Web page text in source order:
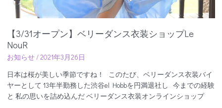
【3/31オープン】ベリーダンス衣装ショップLe
NouR
お知らせ/2021年3月26日
日本は桜が美しい季節ですね！ このたび、ベリーダンス衣装バイ
ヤーとして 13年半勤務した渋谷el Hobbを円満退社し 今までの経験
と 私の思いを詰め込んだ ベリーダンス衣装オンラインショップ
衣
ョ
ッ
プ
Le
NouR